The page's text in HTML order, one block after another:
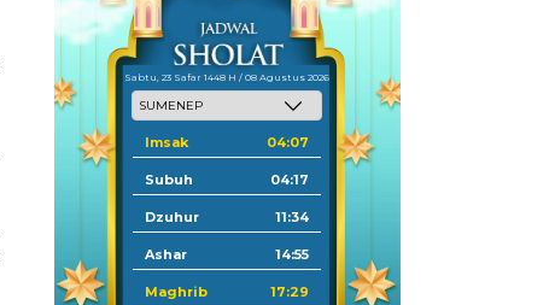
Sabtu, 23 Safar 1448 H / 08 Agustus 2026
Imsak 04:07
Subuh 04:17
Dzuhur 11:34
Ashar 14:55
Maghrib 17:29